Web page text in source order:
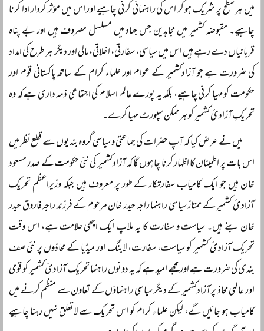
میں ہر سطح پر شریک ہو کر اس کی راہنمائی کرنی چاہیے اور اس میں مؤثر کردار ادا کرنا
چاہیے۔ مقبوضہ کشمیر میں مجاہدین جس جہاد میں مسلسل مصروف ہیں اور بے پناہ
قربانیاں دے رہے ہیں اس میں سیاسی، سفارتی، اخلاقی، مالی اور دیگر ہر طرح کی امداد
کی ضرورت ہے جو آزادکشمیر کے عوام اور علماء کرام کے ساتھ پاکستانی قوم اور
حکومت کو مہیا کرنی چاہیے، بلکہ یہ پورے عالم اسلام کی اجتماعی ذمہ داری ہے کہ وہ
تحریکِ آزادیٔ کشمیر کو ہر ممکن سپورٹ مہیا کرے۔
میں نے عرض کیا کہ آپ حضرات کی جماعتی و سیاسی گروہ بندیوں سے قطع نظر میں
اس بات پر اطمینان کا اظہار کرنا چاہوں گا کہ آزادکشمیر کی نئی حکومت کے صدر مسعود
خان ہیں جو ایک کامیاب سفارتکار کے طور پر معروف ہیں جبکہ وزیراعظم تحریک
آزادیٔ کشمیر کے ممتاز سیاسی راہنما راجہ حیدر خان مرحوم کے فرزند راجہ فاروق حیدر
خان بنے ہیں۔ سیاست و سفارت کا یہ ملاپ ایک اچھی علامت ہے، اس وقت
تحریک آزادیٔ کشمیر کو سیاست، سفارت، لابنگ اور میڈیا کے محاذوں پر نئی صف
بندی کی ضرورت ہے اور مجھے امید ہے کہ یہ دونوں راہنما تحریک آزادیٔ کشمیر کو قومی
اور عالمی محاذ پر آزادکشمیر کے دیگر سیاسی راہنماؤں کے تعاون سے منظم کرنے میں
کامیاب ہو جائیں گے، لیکن علماء کرام کو اس تحریک سے لاتعلق نہیں رہنا چاہیے